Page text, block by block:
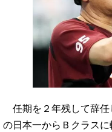
任期を２年残して辞任
の日本一からＢクラス